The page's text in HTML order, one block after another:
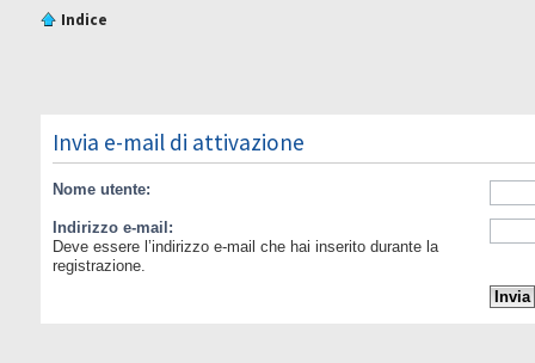
Indice
Invia e-mail di attivazione
Nome utente:
Indirizzo e-mail:
Deve essere l’indirizzo e-mail che hai inserito durante la
registrazione.